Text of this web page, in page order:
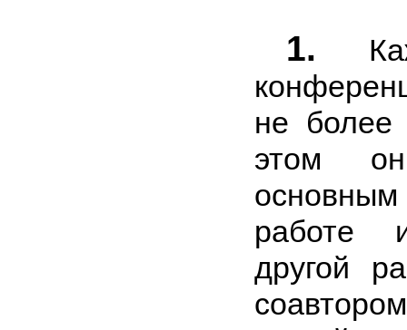
1.
не более
этом
работе
другой